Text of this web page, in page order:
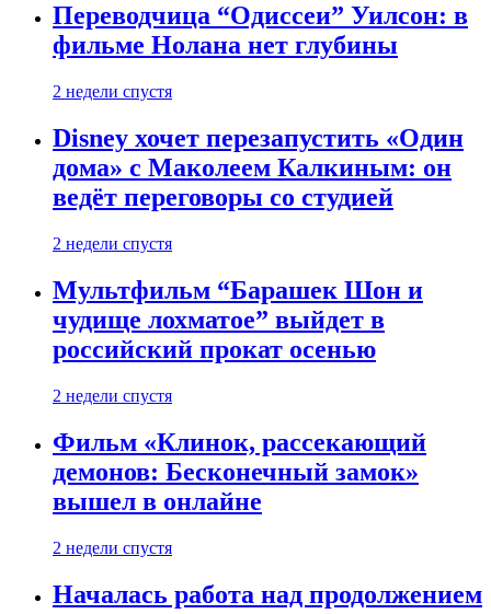
Переводчица “Одиссеи” Уилсон: в
фильме Нолана нет глубины
2 недели спустя
Disney хочет перезапустить «Один
дома» с Маколеем Калкиным: он
ведёт переговоры со студией
2 недели спустя
Мультфильм “Барашек Шон и
чудище лохматое” выйдет в
российский прокат осенью
2 недели спустя
Фильм «Клинок, рассекающий
демонов: Бесконечный замок»
вышел в онлайне
2 недели спустя
Началась работа над продолжением